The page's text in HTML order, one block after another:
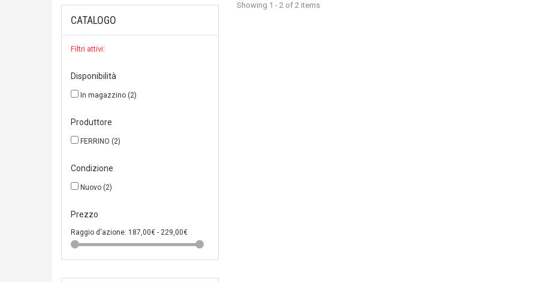
CATALOGO
Filtri attivi:
Disponibilità
In magazzino (2)
Produttore
FERRINO (2)
Condizione
Nuovo (2)
Prezzo
Raggio d'azione: 187,00€ - 229,00€
Showing 1 - 2 of 2 items